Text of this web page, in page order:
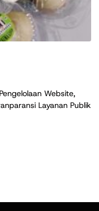
Website,
Layanan Publik